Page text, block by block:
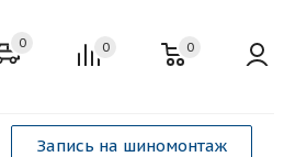
0
0 0
Запись на шиномонтаж